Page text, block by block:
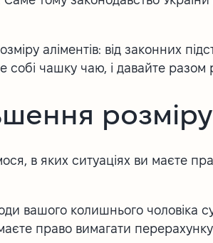
аліментів: від законних
чашку чаю, і давайте
розміру
в яких ситуаціях ви маєте
вашого колишнього чоловіка
право вимагати